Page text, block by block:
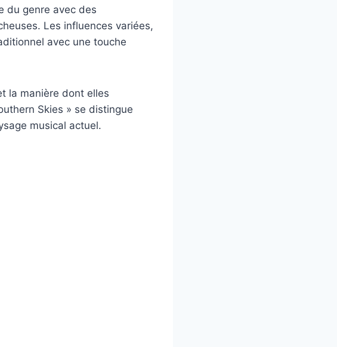
du genre avec des
Les influences variées,
avec une touche
la manière dont elles
Skies » se distingue
musical actuel.